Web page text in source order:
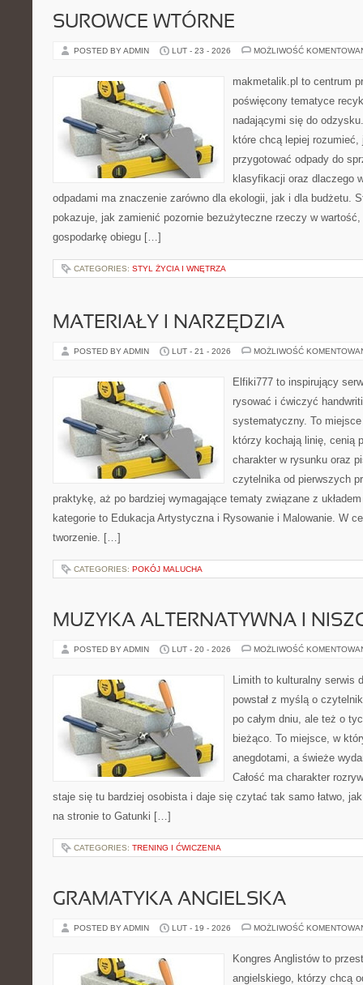
SUROWCE WTÓRNE
POSTED BY ADMIN LUT - 23 - 2026 MOŻLIWOŚĆ
makmetalik.pl to centrum
poświęcony tematyce
nadającymi się do
które chcą lepiej
przygotować odpady do
klasyfikacji oraz dlaczego
odpadami ma znaczenie zarówno dla ekologii, jak i dla budżetu.
pokazuje, jak zamienić pozornie bezużyteczne rzeczy w
gospodarkę obiegu […]
CATEGORIES: STYL ŻYCIA I WNĘTRZA
MATERIAŁY I NARZĘDZIA
POSTED BY ADMIN LUT - 21 - 2026 MOŻLIWOŚĆ
Elfiki777 to inspirujący
rysować i ćwiczyć
systematyczny. To
którzy kochają linię, cenią
charakter w rysunku oraz
czytelnika od pierwszych
praktykę, aż po bardziej wymagające tematy związane z
kategorie to Edukacja Artystyczna i Rysowanie i Malowanie. W
tworzenie. […]
CATEGORIES: POKÓJ MALUCHA
MUZYKA ALTERNATYWNA I
POSTED BY ADMIN LUT - 20 - 2026 MOŻLIWOŚĆ
Limith to kulturalny serwis
powstał z myślą o
po całym dniu, ale też o
bieżąco. To miejsce, w
anegdotami, a świeże
Całość ma charakter
staje się tu bardziej osobista i daje się czytać tak samo łatwo,
na stronie to Gatunki […]
CATEGORIES: TRENING I ĆWICZENIA
GRAMATYKA ANGIELSKA
POSTED BY ADMIN LUT - 19 - 2026 MOŻLIWOŚĆ
Kongres Anglistów to
angielskiego, którzy chcą